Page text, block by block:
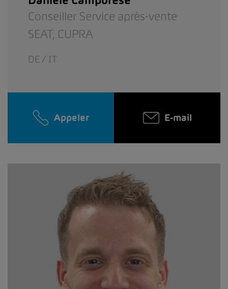
Conseiller Service après-vente
SEAT, CUPRA
DE / IT
Appeler E-mail